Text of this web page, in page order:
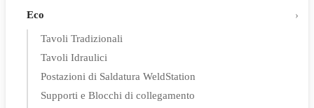
Eco
Tavoli Tradizionali
Tavoli Idraulici
Postazioni di Saldatura WeldStation
Supporti e Blocchi di collegamento